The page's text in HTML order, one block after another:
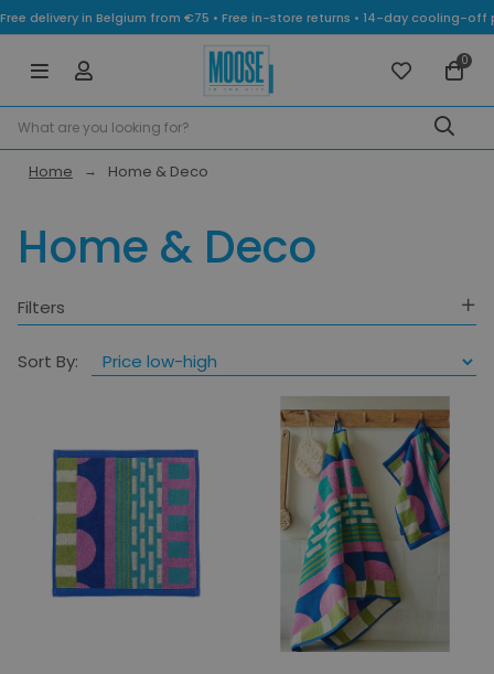
Free delivery in Belgium from €75 • Free in-store returns • 14-day cooling-
0
Home Home & Deco
Home & Deco
Filters
Gender
Brand
Sort By: